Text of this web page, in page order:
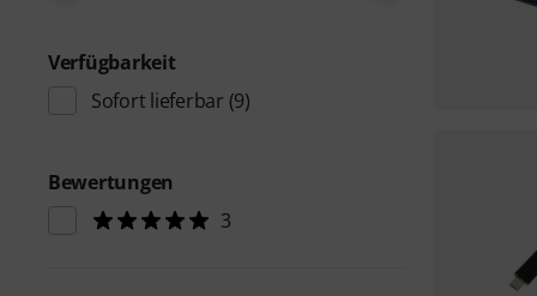
Verfügbarkeit
Sofort lieferbar (9)
Bewertungen
3